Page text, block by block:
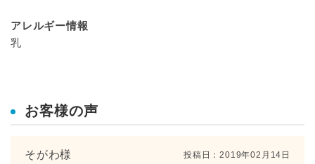
アレルギー情報
乳
お客様の声
そがわ様 投稿日：2019年02月14日